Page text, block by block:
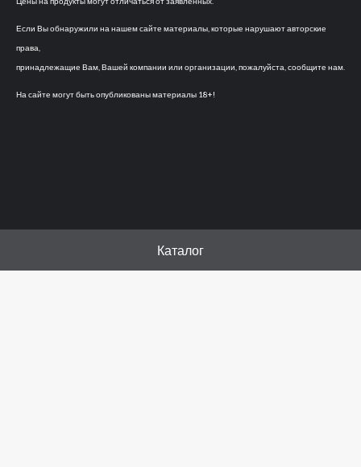
Если Вы обнаружили на нашем сайте материалы, которые нарушают авторские
права,
принадлежащие Вам, Вашей компании или организации, пожалуйста, сообщите нам.
На сайте могут быть опубликованы материалы 18+!
Каталог